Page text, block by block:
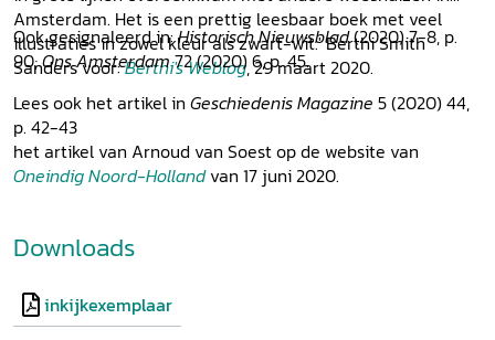
Amsterdam. Het is een prettig leesbaar boek met veel
illustraties in zowel kleur als zwart-wit.' Berthi Smith
Sanders voor:Berthi's Weblog, 29 maart 2020.
Ook gesignaleerd in:Historisch Nieuwsblad(2020) 7-8, p.
90;Ons Amsterdam72 (2020) 6, p. 45.
Lees ook het artikel in Geschiedenis Magazine 5 (2020) 44,
p. 42-43
het artikel van Arnoud van Soest op de website van
Oneindig Noord-Hollandvan 17 juni 2020.
Downloads
inkijkexemplaar